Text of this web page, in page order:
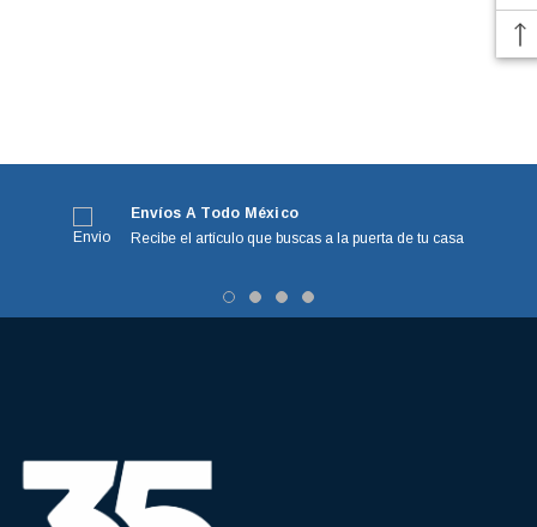
Envíos A Todo México
Recibe el artículo que buscas a la puerta de tu casa